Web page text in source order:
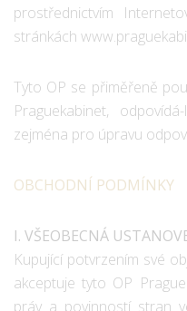
prostřednictvím
stránkách
Tyto OP se přiměřeně
Praguekabinet,
zejména pro úpravu
OBCHODNÍ PODMÍNKY
I. VŠEOBECNÁ
Kupující potvrzením své
akceptuje tyto OP
práv a povinností stran